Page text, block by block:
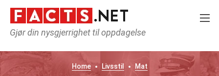
Gjør din nysgjerrighet til oppdagelse
Home Livsstil Mat